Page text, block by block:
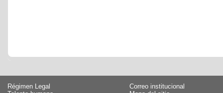
Régimen Legal
Correo institucional